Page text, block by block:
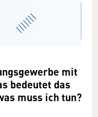
mit
bedeutet das
muss ich tun?